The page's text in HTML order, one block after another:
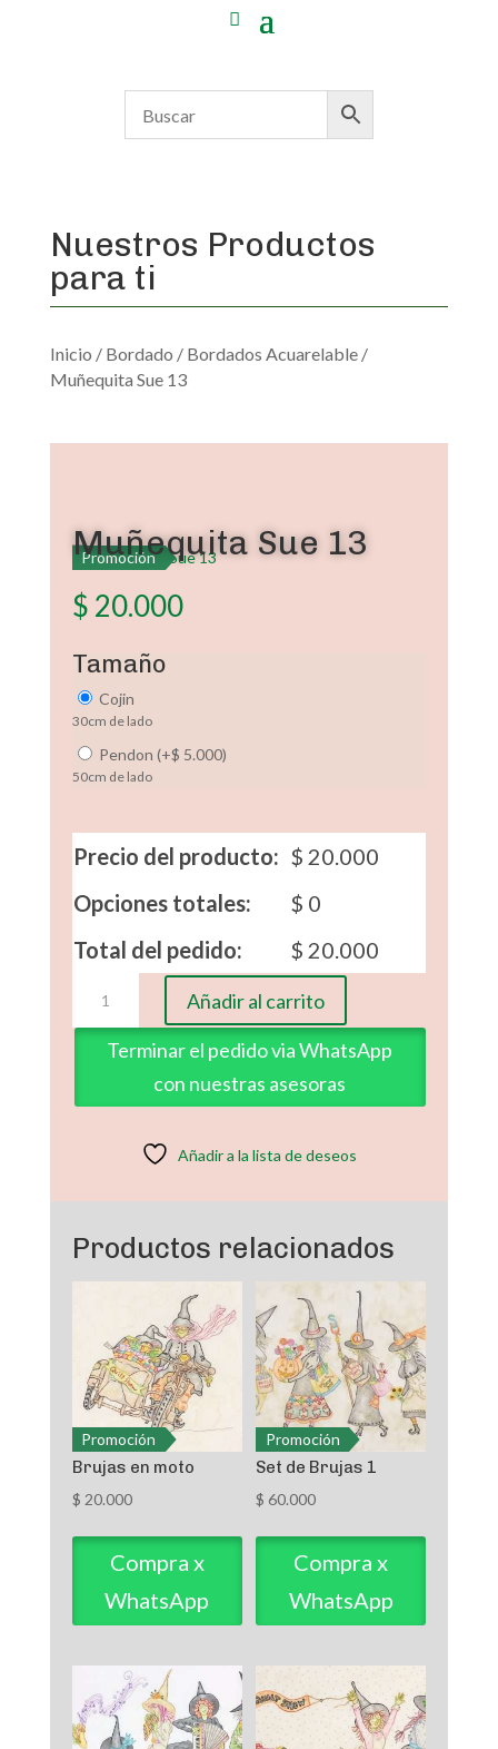
Nuestros Productos
para ti
Inicio / Bordado / Bordados Acuarelable/
Muñequita Sue 13
Promoción
Muñequita Sue 13
$ 20.000
Tamaño
Cojin
30cm de lado
Pendon (+$ 5.000)
50cm de lado
Precio del producto: $ 20.000
Opciones totales:
$ 0
Total del pedido:
$ 20.000
13
cantidad
Añadir al carrito
Terminar el pedido via WhatsApp
con nuestras asesoras
Añadir a la lista de deseos
Productos relacionados
Promoción
Brujas en moto
$ 20.000
Compra x
WhatsApp
Promoción
Set de Brujas 1
$ 60.000
Compra x
WhatsApp